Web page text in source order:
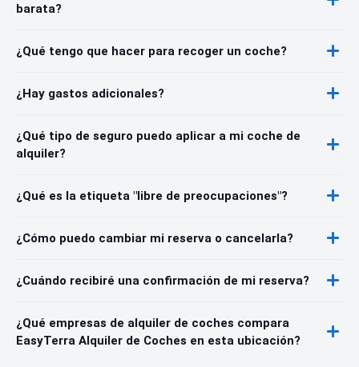
barata?
¿Qué tengo que hacer para recoger un coche?
¿Hay gastos adicionales?
¿Qué tipo de seguro puedo aplicar a mi coche de
alquiler?
¿Qué es la etiqueta "libre de preocupaciones"?
¿Cómo puedo cambiar mi reserva o cancelarla?
¿Cuándo recibiré una confirmación de mi reserva?
¿Qué empresas de alquiler de coches compara
EasyTerra Alquiler de Coches en esta ubicación?